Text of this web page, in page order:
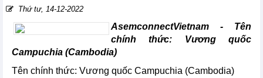
Thứ tư, 14-12-2022
AsemconnectVietnam - Tên
chính thức: Vương quốc
Campuchia (Cambodia)
Tên chính thức: Vương quốc Campuchia (Cambodia)